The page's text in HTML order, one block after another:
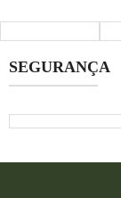
SEGURANÇA